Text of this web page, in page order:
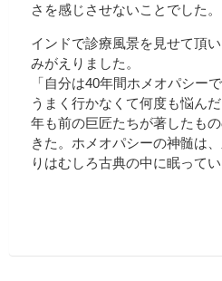
さを感じさせないことでした。
インドで診療風景を見せて頂
みがえりました。
「自分は40年間ホメオパシー
うまく行かなくて何度も悩ん
年も前の巨匠たちが著したも
きた。ホメオパシーの神髄は
りはむしろ古典の中に眠ってい